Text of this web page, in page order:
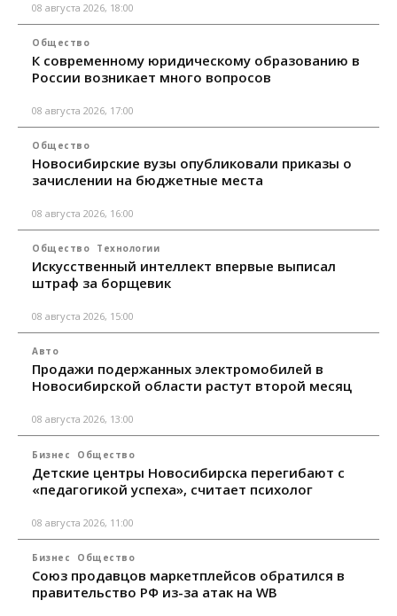
08 августа 2026, 18:00
Общество
К современному юридическому образованию в
России возникает много вопросов
08 августа 2026, 17:00
Общество
Новосибирские вузы опубликовали приказы о
зачислении на бюджетные места
08 августа 2026, 16:00
Общество Технологии
Искусственный интеллект впервые выписал
штраф за борщевик
08 августа 2026, 15:00
Авто
Продажи подержанных электромобилей в
Новосибирской области растут второй месяц
08 августа 2026, 13:00
Бизнес Общество
Детские центры Новосибирска перегибают с
«педагогикой успеха», считает психолог
08 августа 2026, 11:00
Бизнес Общество
Союз продавцов маркетплейсов обратился в
правительство РФ из-за атак на WB